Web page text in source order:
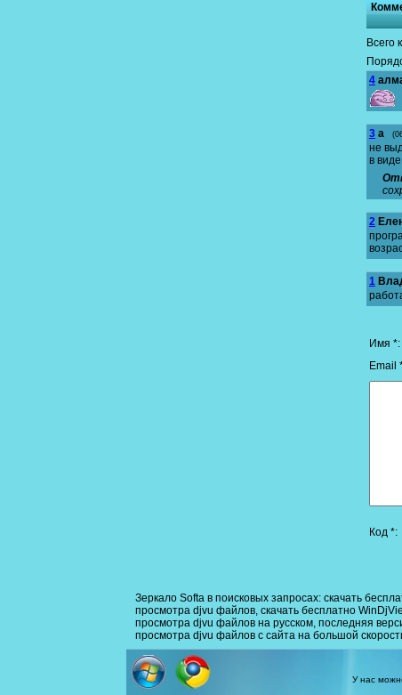
Всего
4
3 a
не
в
2
1
Имя *:
Email
Код *:
Зеркало Softа в поисковых запросах: скачать
просмотра djvu файлов, скачать бесплатно
просмотра djvu файлов на русском, последняя
просмотра djvu файлов с сайта на большой
У нас